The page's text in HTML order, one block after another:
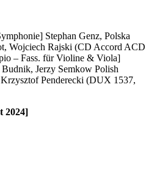
Stephan Genz, Polska
Wojciech Rajski (CD Accord ACD
– Fass. für Violine & Viola]
Jerzy Semkow Polish
Penderecki (DUX 1537,
2024]